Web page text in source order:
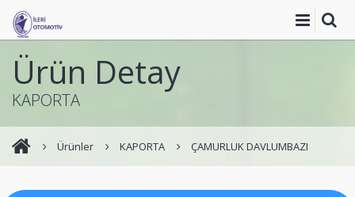
Ürün Detay
KAPORTA
Ürünler KAPORTA ÇAMURLUK DAVLUMBAZI